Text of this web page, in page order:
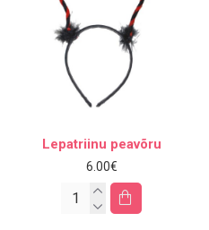
Lepatriinu peavõru
6.00€